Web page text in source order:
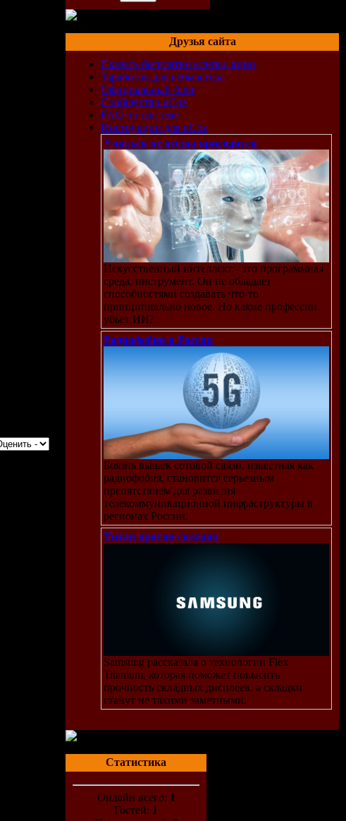
Друзья сайта
Скачать бесплатно клипы, кино
Заработок для вебмастера
Официальный блог
Сообщество uCoz
FAQ по системе
Инструкции для uCoz
Учиться не всегда пригодится
Искусственный интеллект - это программная
среда, инструмент. Он не обладает
способностями создавать что-то
принципиально новое. Но какие профессии
убьёт ИИ?
Радиофобия в России
Боязнь вышек сотовой связи, известная как
радиофобия, становится серьезным
препятствием для развития
телекоммуникационной инфраструктуры в
регионах России.
Титан против складок
Samsung рассказала о технологии Flex
Titanium, которая поможет повысить
прочность складных дисплеев, а складки
станут не такими заметными.
Статистика
Онлайн всего: 1
Гостей: 1